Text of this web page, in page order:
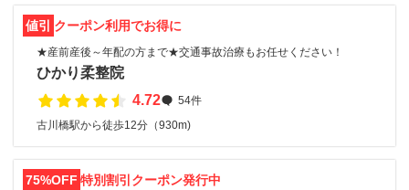
値引 クーポン利用でお得に
★産前産後～年配の方まで★交通事故治療もお任せください！
ひかり柔整院
4.72
54件
古川橋駅から徒歩12分（930m)
75%OFF 特別割引クーポン発行中